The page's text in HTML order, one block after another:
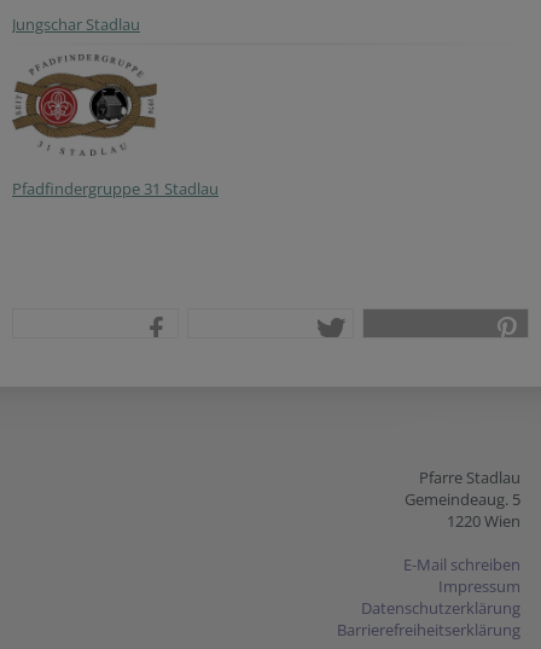
Jungschar Stadlau
Pfadfindergruppe 31 Stadlau
Pfarre Stadlau
Gemeindeaug. 5
1220 Wien
E-Mail schreiben
Impressum
Datenschutzerklärung
Barrierefreiheitserklärung